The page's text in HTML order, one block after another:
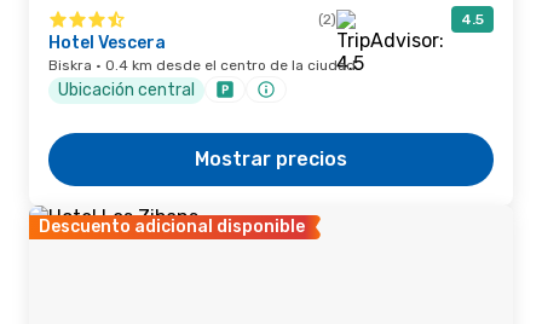
(2) 4.5
Hotel Vescera
Biskra · 0.4 km desde el centro de la ciudad
Ubicación central
Mostrar precios
Descuento adicional disponible